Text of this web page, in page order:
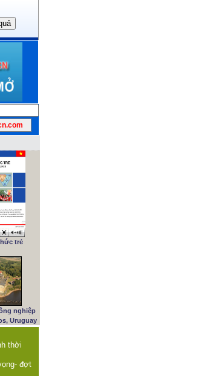
trẻ
nghiệp
Uruguay
thời
đợt